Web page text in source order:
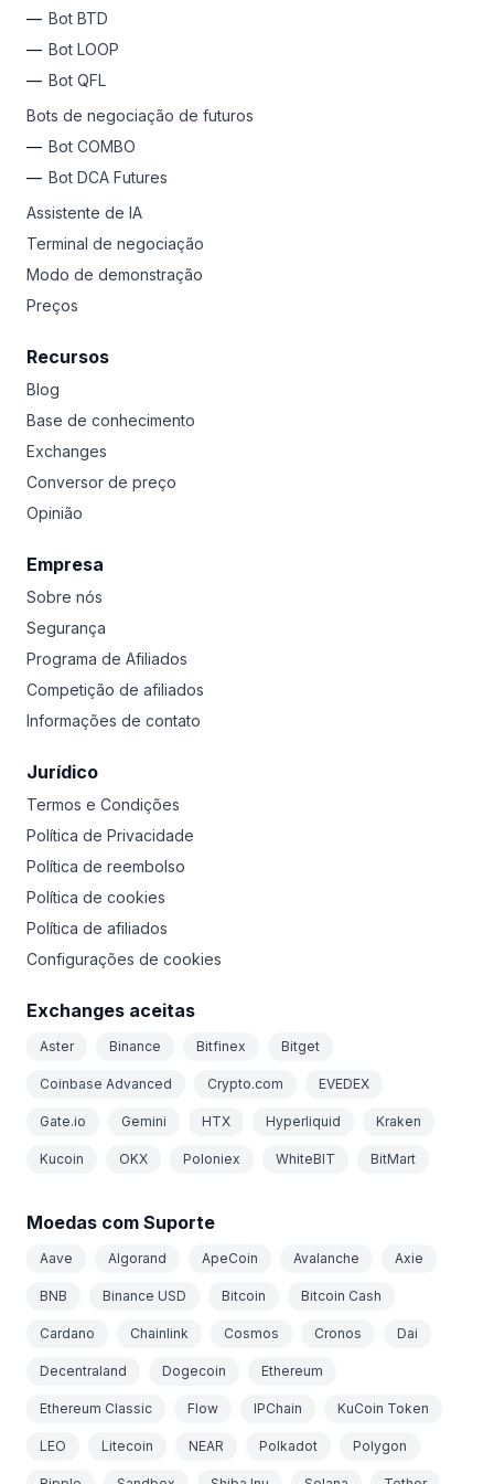
das criptomoedas.
Por que não experimentar a Bitsgap?
e acesse 17 exchanges em um só lugar, libere bots de
use ferramentas avançadas para garantir ganhos e
limitar perdas, HODL a longo prazo ou negocie
a Bitsgap é sua plataforma de lançamento para riquezas
em criptomoedas.
Bot BTD
Bot LOOP
Bot QFL
Bots de negociação de futuros
Bot COMBO
Bot DCA Futures
Assistente de IA
Terminal de negociação
Modo de demonstração
Preços
Recursos
Blog
Base de conhecimento
Exchanges
Conversor de preço
Opinião
Empresa
Sobre nós
Segurança
Programa de Afiliados
Competição de afiliados
Informações de contato
Jurídico
Termos e Condições
Política de Privacidade
Política de reembolso
Política de cookies
Política de afiliados
Configurações de cookies
Exchanges aceitas
Aster Binance Bitfinex Bitget
Coinbase Advanced Crypto.com EVEDEX
Gate.io Gemini HTX Hyperliquid Kraken
Kucoin OKX Poloniex WhiteBIT BitMart
Moedas com Suporte
Aave Algorand ApeCoin Avalanche Axie
BNB Binance USD Bitcoin Bitcoin Cash
Cardano Chainlink Cosmos Cronos Dai
Decentraland Dogecoin Ethereum
Ethereum Classic Flow IPChain KuCoin Token
LEO Litecoin NEAR Polkadot Polygon